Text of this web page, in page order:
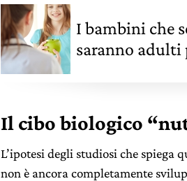
I bambini che
saranno adulti
Il cibo biologico
L’ipotesi degli studiosi che spiega
non è ancora completamente